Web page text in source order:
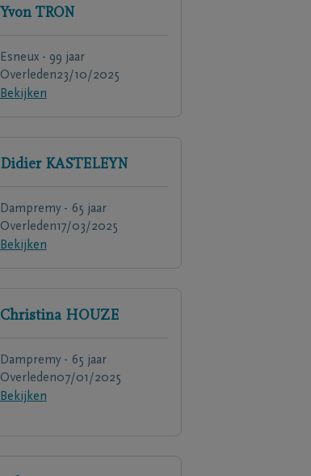
Yvon TRON
Esneux - 99 jaar
Overleden23/10/2025
Bekijken
Didier KASTELEYN
Dampremy - 65 jaar
Overleden17/03/2025
Bekijken
Christina HOUZE
Dampremy - 65 jaar
Overleden07/01/2025
Bekijken